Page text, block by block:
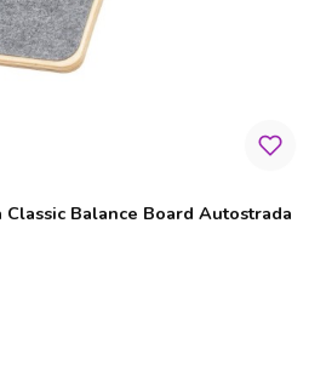
Balance Board Autostrada